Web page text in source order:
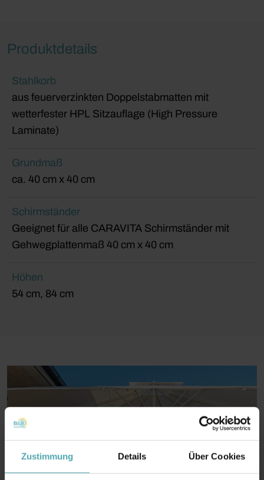
Zustimmung Details Über Cookies
Produktdetails
Stahlkorb
aus feuerverzinkten Doppelstabmatten mit
wetterfester HPL Sitzauflage (High Pressure
Laminate)
Grundmaß
ca. 40 cm x 40 cm
Schirmständer
Geeignet für alle CARAVITA Schirmständer mit
Gehwegplattenmaß 40 cm x 40 cm
Höhen
54 cm, 84 cm